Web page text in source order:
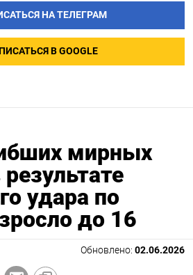
НА ТЕЛЕГРАМ
В GOOGLE
мирных
удара по
до 16
Обновлено: 02.06.2026